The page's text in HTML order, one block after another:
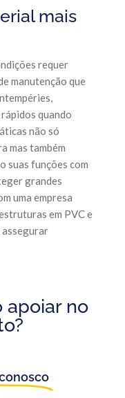
mais
requer
manutenção que
quando
não só
mas também
suas funções com
grandes
uma empresa
em PVC e
apoiar no